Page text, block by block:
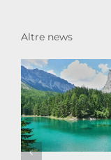
Altre news